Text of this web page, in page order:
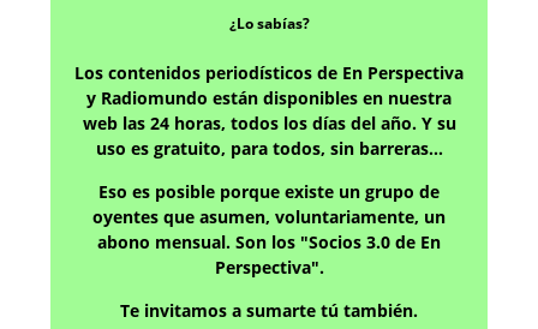
¿Lo sabías?
Los contenidos periodísticos de En Perspectiva
y Radiomundo están disponibles en nuestra
web las 24 horas, todos los días del año. Y su
uso es gratuito, para todos, sin barreras…
Eso es posible porque existe un grupo de
oyentes que asumen, voluntariamente, un
abono mensual. Son los "Socios 3.0 de En
Perspectiva".
Te invitamos a sumarte tú también.